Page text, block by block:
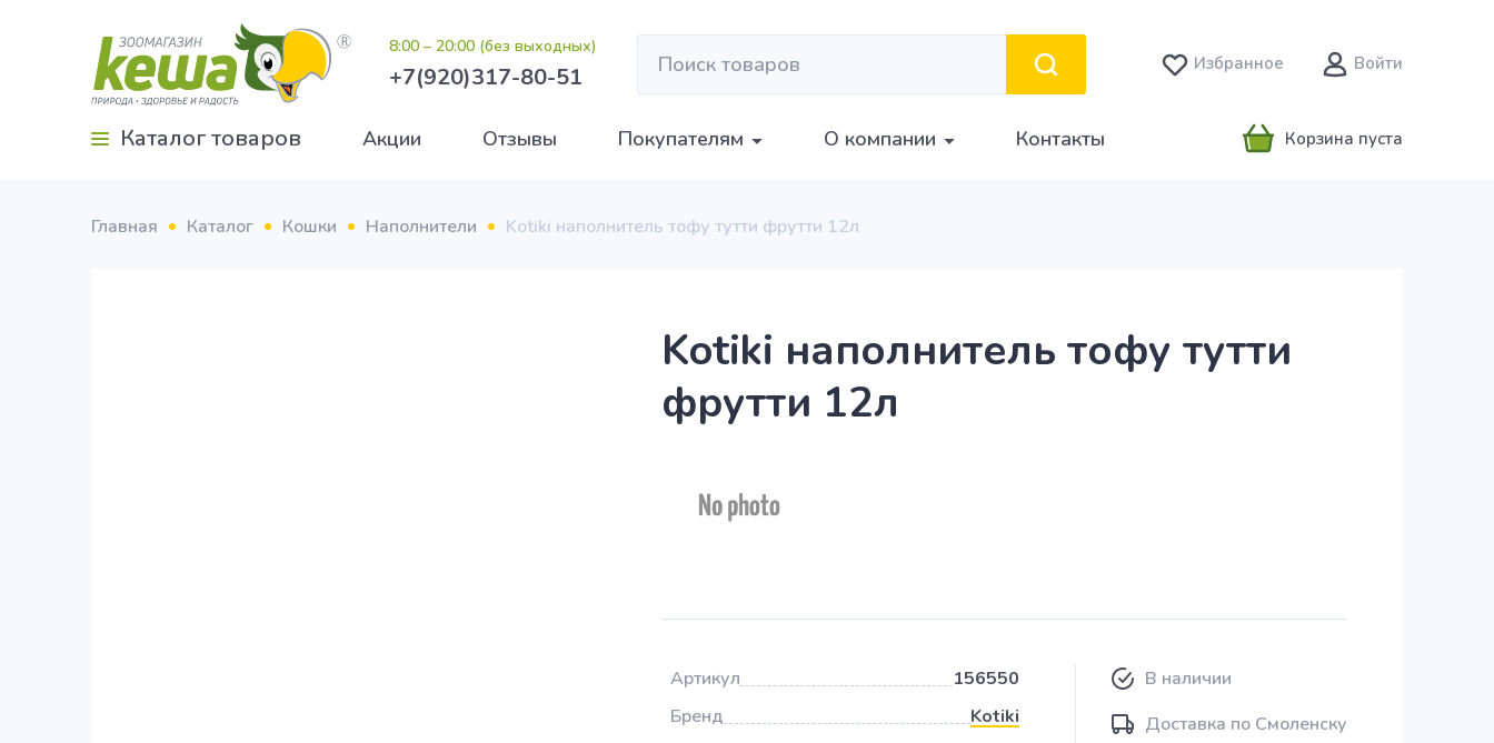
8:00 – 20:00 (без выходных)
+7(920)317-80-51 Избранное Войти
Каталог товаров Акции Отзывы Покупателям О компании Контакты Корзина пуста
Главная Каталог Кошки Наполнители Kotiki наполнитель тофу тутти фрутти 12л
Kotiki наполнитель тофу тутти
фрутти 12л
Артикул
156550
Бренд
Kotiki
В наличии
Доставка по Смоленску